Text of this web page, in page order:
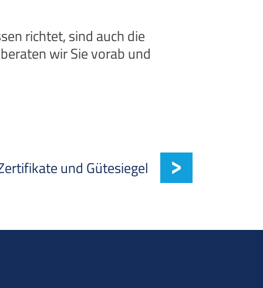
richtet, sind auch die
wir Sie vorab und
und Gütesiegel